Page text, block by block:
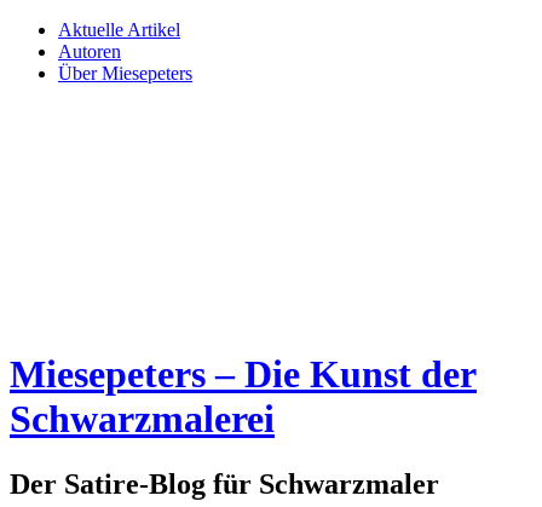
Aktuelle Artikel
Autoren
Über Miesepeters
Miesepeters – Die Kunst der
Schwarzmalerei
Der Satire-Blog für Schwarzmaler